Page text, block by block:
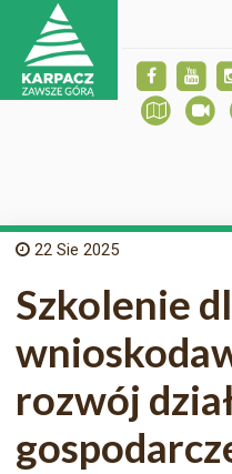
22 Sie 2025
Szkolenie
rozwój